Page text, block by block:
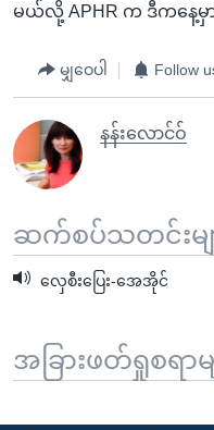
မယ်လို့ APHR က ဒီကနေ့
မျှဝေပါ Follow
နန်းလောင်ဝ်
ဆက်စပ်သတင်းမျ
လှေစီးပြေး-အေအိုင်
အခြားဖတ်ရှုစရာမ